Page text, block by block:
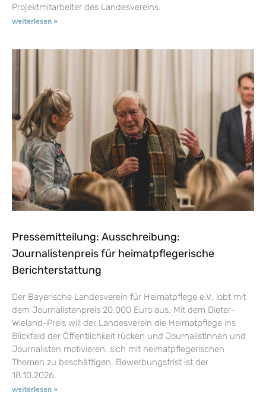
Projektmitarbeiter des Landesvereins.
weiterlesen »
Pressemitteilung: Ausschreibung:
Journalistenpreis für heimatpflegerische
Berichterstattung
Der Bayerische Landesverein für Heimatpflege e.V. lobt mit
dem Journalistenpreis 20.000 Euro aus. Mit dem Dieter-
Wieland-Preis will der Landesverein die Heimatpflege ins
Blickfeld der Öffentlichkeit rücken und Journalistinnen und
Journalisten motivieren, sich mit heimatpflegerischen
Themen zu beschäftigen. Bewerbungsfrist ist der
18.10.2026.
weiterlesen »